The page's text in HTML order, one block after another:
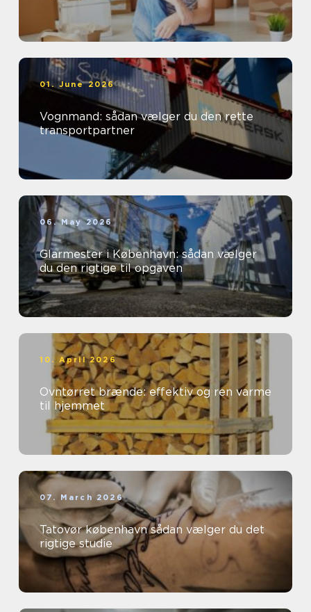
01. June 2026
Vognmand: sådan vælger du den rette
transportpartner
06. May 2026
Glarmester i København: sådan vælger
du den rigtige til opgaven
10. April 2026
Ovntørret brænde: effektiv og ren varme
til hjemmet
07. March 2026
Tatovør københavn sådan vælger du det
rigtige studie